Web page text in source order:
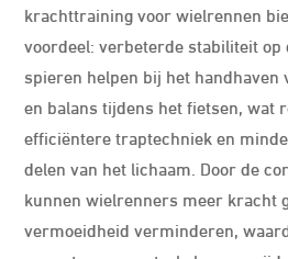
krachttraining voor wielrennen
voordeel: verbeterde stabiliteit
spieren helpen bij het handhaven
en balans tijdens het fietsen, wat
efficiëntere traptechniek en
delen van het lichaam. Door de
kunnen wielrenners meer kracht
vermoeidheid verminderen,